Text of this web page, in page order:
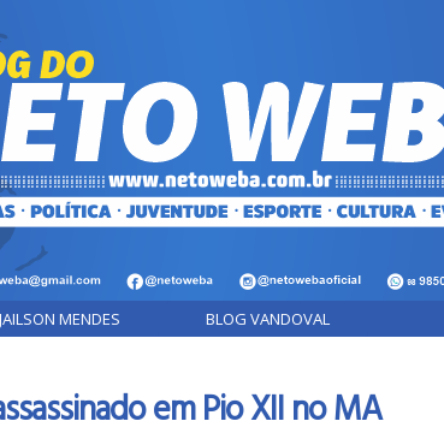
JAILSON MENDES BLOG VANDOVAL
em Pio XII no MA